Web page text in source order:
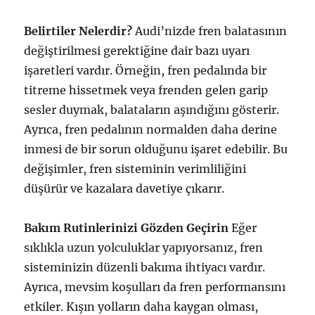
Belirtiler Nelerdir?Audi’nizde fren balatasının
değiştirilmesi gerektiğine dair bazı uyarı
işaretleri vardır. Örneğin, fren pedalında bir
titreme hissetmek veya frenden gelen garip
sesler duymak, balataların aşındığını gösterir.
Ayrıca, fren pedalının normalden daha derine
inmesi de bir sorun olduğunu işaret edebilir. Bu
değişimler, fren sisteminin verimliliğini
düşürür ve kazalara davetiye çıkarır.
Bakım Rutinlerinizi Gözden Geçirin Eğer
sıklıkla uzun yolculuklar yapıyorsanız, fren
sisteminizin düzenli bakıma ihtiyacı vardır.
Ayrıca, mevsim koşulları da fren performansını
etkiler. Kışın yolların daha kaygan olması,